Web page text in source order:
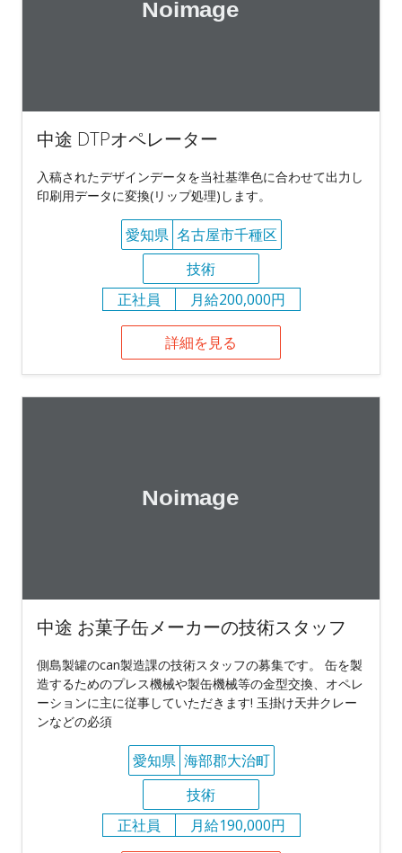
中途 DTPオペレーター
入稿されたデザインデータを当社基準色に合わせて出力し
印刷用データに変換(リップ処理)します。
愛知県 名古屋市千種区
技術
正社員
月給200,000円
詳細を見る
中途 お菓子缶メーカーの技術スタッフ
側島製罐のcan製造課の技術スタッフの募集です。 缶を製
造するためのプレス機械や製缶機械等の金型交換、オペレ
ーションに主に従事していただきます! 玉掛け天井クレー
ンなどの必須
愛知県 海部郡大治町
技術
正社員
月給190,000円